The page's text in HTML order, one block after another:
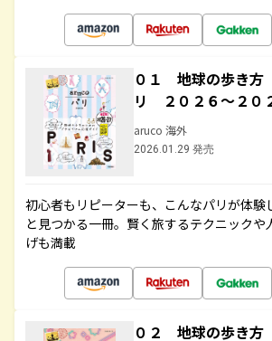
０１ 地球の歩き
リ ２０２６～２０
aruco 海外
2026.01.29 発売
初心者もリピーターも、こんなパリが体験
と見つかる一冊。賢く旅するテクニックや
げも満載
０２ 地球の歩き